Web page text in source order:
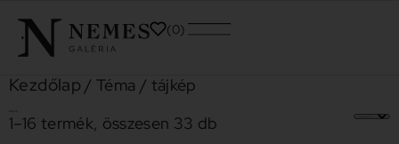
0
Kezdőlap / Téma / tájkép
1–16 termék, összesen 33 db